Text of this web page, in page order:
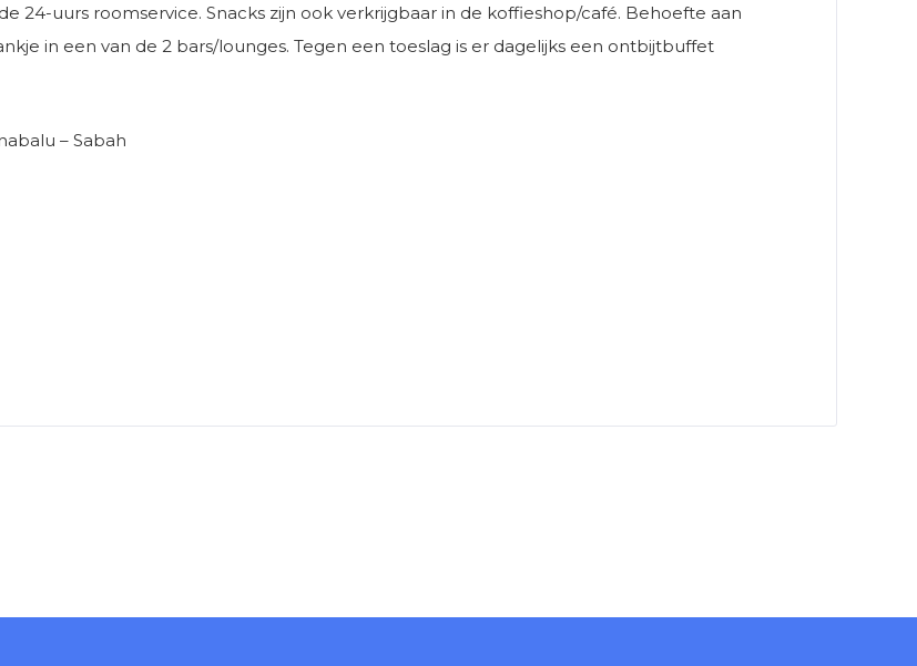
24-uurs roomservice. Snacks zijn ook verkrijgbaar in de koffieshop/café. Behoefte aan
in een van de 2 bars/lounges. Tegen een toeslag is er dagelijks een ontbijtbuffet
– Sabah